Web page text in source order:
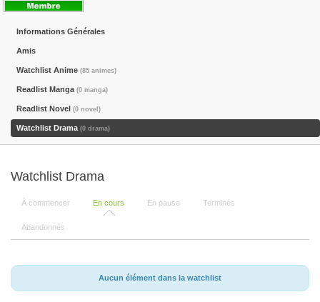
Informations Générales
Amis
Watchlist Anime (85 animes)
Readlist Manga (0 manga)
Readlist Novel (0 novel)
Watchlist Drama (0 drama)
Watchlist Drama
À commencer En cours En pause Terminés
Abandonnés
Aucun élément dans la watchlist